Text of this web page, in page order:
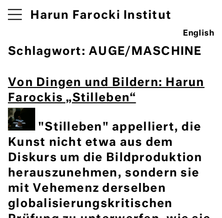
Harun Farocki Institut
English
Schlagwort:AUGE/MASCHINE
Von Dingen und Bildern: Harun
Farockis „Stilleben“
"Stilleben" appelliert, die
Kunst nicht etwa aus dem
Diskurs um die Bildproduktion
heraus­zu­nehmen, sondern sie
mit Vehemenz derselben
globalisierungskritischen